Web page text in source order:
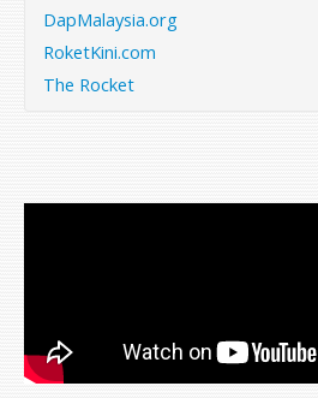
DapMalaysia.org
RoketKini.com
The Rocket